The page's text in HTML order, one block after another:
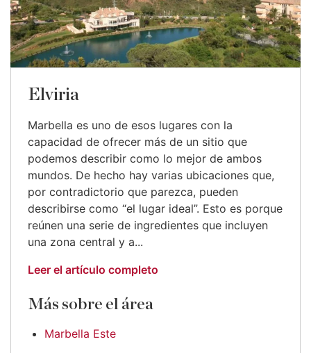
Elviria
Marbella es uno de esos lugares con la
capacidad de ofrecer más de un sitio que
podemos describir como lo mejor de ambos
mundos. De hecho hay varias ubicaciones que,
por contradictorio que parezca, pueden
describirse como “el lugar ideal”. Esto es porque
reúnen una serie de ingredientes que incluyen
una zona central y a...
Leer el artículo completo
Más sobre el área
Marbella Este